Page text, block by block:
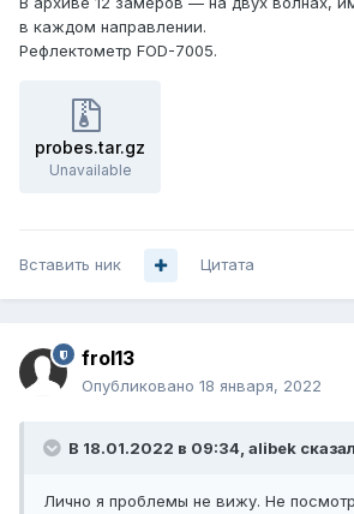
в каждом направлении.
Рефлектометр FOD-7005.
probes.tar.gz
Unavailable
Вставить ник Цитата
frol13
Опубликовано 18 января, 2022
В 18.01.2022 в 09:34, alibek
Лично я проблемы не вижу. Не